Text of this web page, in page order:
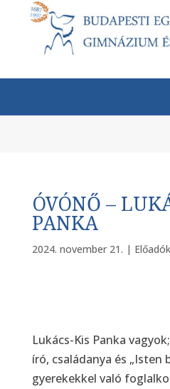
ÓVÓNŐ –
PANKA
2024. november 21. |
Lukács-Kis Panka
író, családanya és „Isten
gyerekekkel való